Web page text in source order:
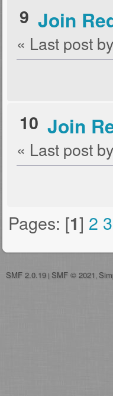
9 Join
« Last post by
10 Join
« Last post by
Pages: [1] 2 3
SMF 2.0.19 | SMF © 2021